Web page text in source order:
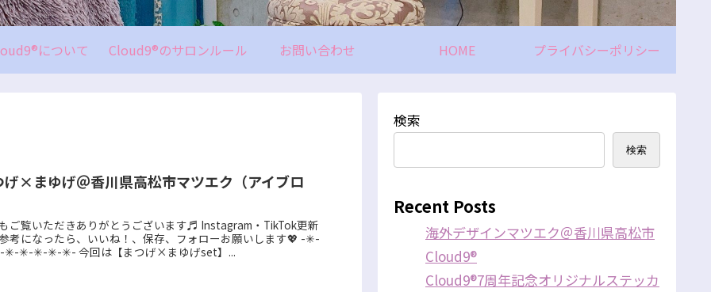
について Cloud9®のサロンルール お問い合わせ HOME プライバシーポリシー
げ×まゆげ＠香川県高松市マツエク（アイブロ
ご覧いただきありがとうございます♬ Instagram・TikTok更新
考になったら、いいね！、保存、フォローお願いします💖 -✳︎-
✳︎-✳︎-✳︎-✳︎- 今回は【まつげ×まゆげset】...
検索
検索
Recent Posts
海外デザインマツエク＠香川県高松市
Cloud9®
Cloud9®7周年記念オリジナルステッカ